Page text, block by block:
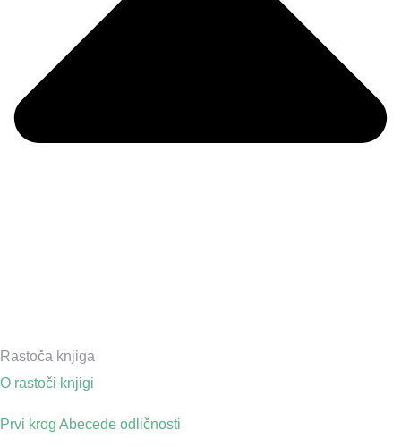
Rastoča knjiga
O rastoči knjigi
Prvi krog Abecede odličnosti